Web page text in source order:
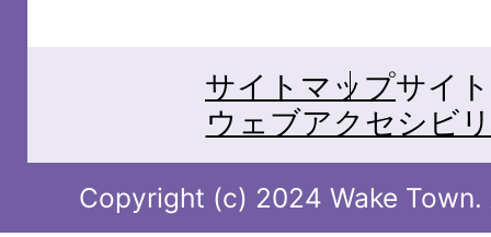
サイトマップサイ
ウェブアクセシビ
Copyright (c) 2024 Wake Town.